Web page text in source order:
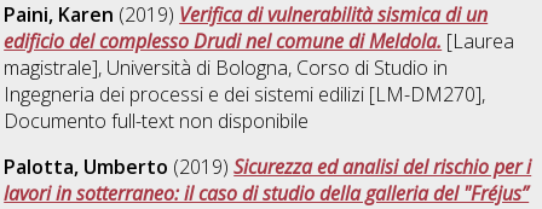
Paini, Karen (2019) Verifica di vulnerabilità sismica di un
edificio del complesso Drudi nel comune di Meldola. [Laurea
magistrale], Università di Bologna, Corso di Studio in
Ingegneria dei processi e dei sistemi edilizi [LM-DM270],
Documento full-text non disponibile
Palotta, Umberto (2019)Sicurezza ed analisi del rischio per i
lavori in sotterraneo: il caso di studio della galleria del "Fréjus”